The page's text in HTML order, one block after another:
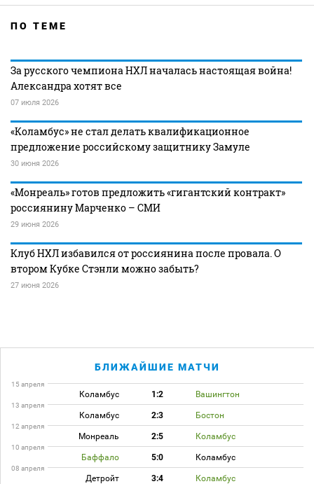
ПО ТЕМЕ
За русского чемпиона НХЛ началась настоящая война!
Александра хотят все
07 июля 2026
«Коламбус» не стал делать квалификационное
предложение российскому защитнику Замуле
30 июня 2026
«Монреаль» готов предложить «гигантский контракт»
россиянину Марченко – СМИ
29 июня 2026
Клуб НХЛ избавился от россиянина после провала. О
втором Кубке Стэнли можно забыть?
27 июня 2026
БЛИЖАЙШИЕ МАТЧИ
15 апреля
Коламбус 1:2 Вашингтон
13 апреля
Коламбус 2:3 Бостон
12 апреля
Монреаль 2:5 Коламбус
10 апреля
Баффало 5:0 Коламбус
08 апреля
Детройт 3:4 Коламбус